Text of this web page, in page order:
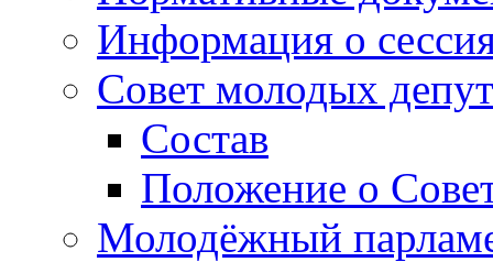
Информация о
Совет молодых
Состав
Положение о
Молодёжный